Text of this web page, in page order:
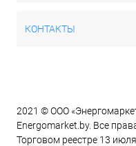
КОНТАКТЫ
2021 © ООО
Energomarket.by. Все
Торговом реестре 13